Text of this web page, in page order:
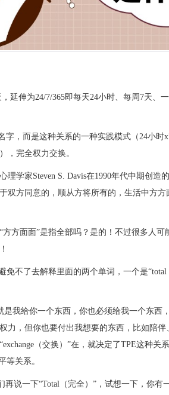
延伸为24/7/365即每天24小时、每周7天、
字，而是这种关系的一种实践模式（24小
，完全权力交换。
理学家Steven S. Davis在1990年代中期创造
双方同意的，顺从方将所有的，生活中方
方面面”是指全部吗？是的！不过很多人可
免不了去解释里面的两个单词，一个是“total
是我给你一个东西，你也必须给我一个东
力，但你也要付出我想要的东西，比如陪
（交换）”在，就决定了TPE这种关
等关系。
再说一下“Total（完全）”，试想一下，你有